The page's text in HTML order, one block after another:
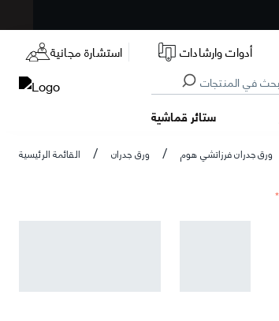
استشارة مجانية أدوات وارشادات
ستائر قماشية
القائمة الرئيسية / ورق جدران / ورق جدران فرزاتشي هوم